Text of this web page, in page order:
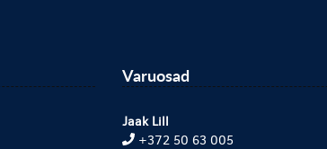
Varuosad
Jaak Lill
+372 50 63 005